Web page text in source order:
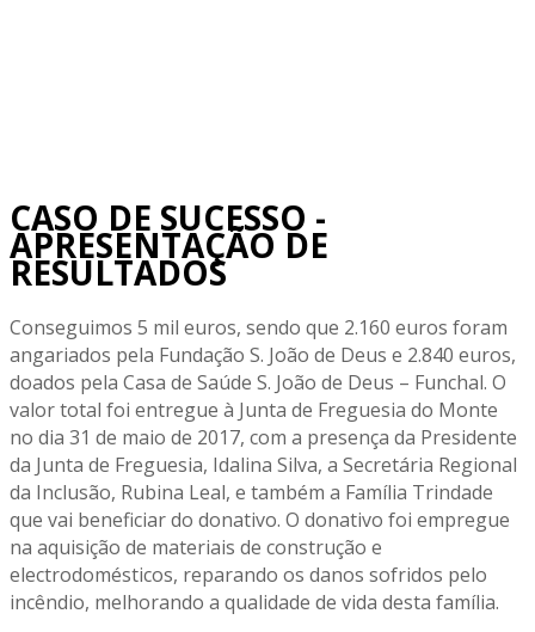
CASO DE SUCESSO -
APRESENTAÇÃO DE
RESULTADOS
Conseguimos 5 mil euros, sendo que 2.160 euros foram
angariados pela Fundação S. João de Deus e 2.840 euros,
doados pela Casa de Saúde S. João de Deus – Funchal. O
valor total foi entregue à Junta de Freguesia do Monte
no dia 31 de maio de 2017, com a presença da Presidente
da Junta de Freguesia, Idalina Silva, a Secretária Regional
da Inclusão, Rubina Leal, e também a Família Trindade
que vai beneficiar do donativo. O donativo foi empregue
na aquisição de materiais de construção e
electrodomésticos, reparando os danos sofridos pelo
incêndio, melhorando a qualidade de vida desta família.